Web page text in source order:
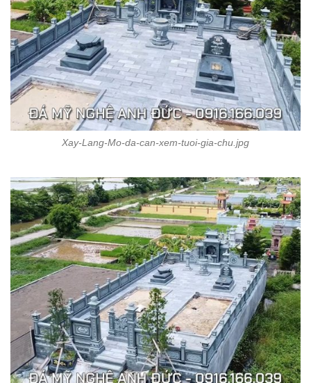
Xay-Lang-Mo-da-can-xem-tuoi-gia-chu.jpg